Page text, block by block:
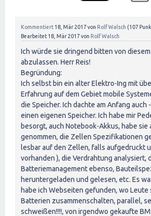
Kommentiert 18, Mär 2017von Rolf Walsch (107
Bearbeitet 18, Mär 2017von Rolf Walsch
Ich würde sie dringend bitten von
abzulassen. Herr Reis!
Begründung:
Ich selbst bin ein alter Elektro-Ing mit
Erfahrung auf dem Gebiet mobile
die Speicher. Ich dachte am Anfang auch
einen eigenen Speicher. Ich habe mir
besorgt, auch Notebook-Akkus, habe sie
genommen, die Zellen Spezifikationen
lesbar auf den Zellen, falls aufgedruckt
vorhanden ), die Verdrahtung analysiert,
Batteriemanagement ebenso,
heruntergeladen und gelesen, etc. Es
habe ich Webseiten gefunden, wo
Batterien zusammenschalten, parallel,
schweißen!!!!, von irgendwo gekaufte